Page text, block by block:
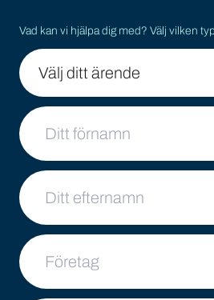
Vad kan vi hjälpa dig med? Välj vilken
Välj ditt ärende
Ditt namn
Ditt efternamn
Företag